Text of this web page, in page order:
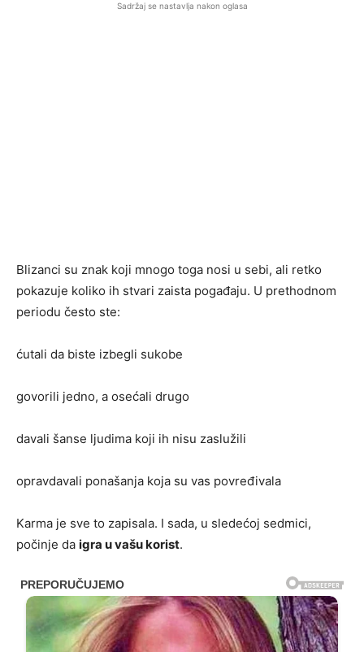
Sadržaj se nastavlja nakon oglasa
Blizanci su znak koji mnogo toga nosi u sebi, ali retko
pokazuje koliko ih stvari zaista pogađaju. U prethodnom
periodu često ste:
ćutali da biste izbegli sukobe
govorili jedno, a osećali drugo
davali šanse ljudima koji ih nisu zaslužili
opravdavali ponašanja koja su vas povređivala
Karma je sve to zapisala. I sada, u sledećoj sedmici,
počinje da igra u vašu korist.